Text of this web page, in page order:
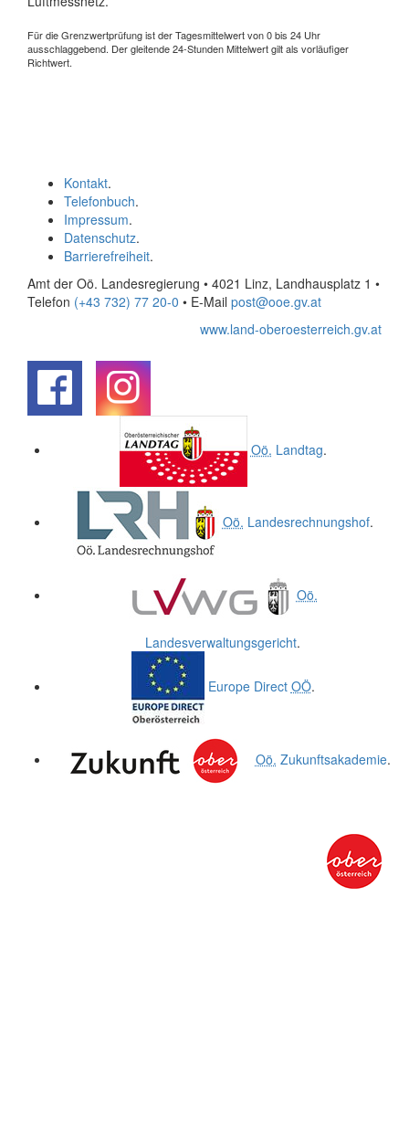
Für die Grenzwertprüfung ist der Tagesmittelwert von 0 bis 24 Uhr
ausschlaggebend. Der gleitende 24-Stunden Mittelwert gilt als vorläufiger
Richtwert.
Kontakt.
Telefonbuch.
Impressum.
Datenschutz.
Barrierefreiheit.
Amt der Oö. Landesregierung • 4021 Linz, Landhausplatz 1 •
Telefon (+43 732) 77 20-0 • E-Mail post@ooe.gv.at
www.land-oberoesterreich.gv.at
Oö. Landtag.
Oö. Landesrechnungshof.
Oö.
Landesverwaltungsgericht.
Europe Direct OÖ.
Oö. Zukunftsakademie.